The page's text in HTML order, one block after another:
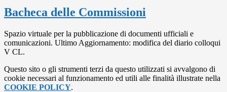
Bacheca delle Commissioni
Spazio virtuale per la pubblicazione di documenti ufficiali e
comunicazioni. Ultimo Aggiornamento: modifica del diario colloqui
V CL.
Questo sito o gli strumenti terzi da questo utilizzati si avvalgono di
cookie necessari al funzionamento ed utili alle finalità illustrate nella
COOKIE POLICY.